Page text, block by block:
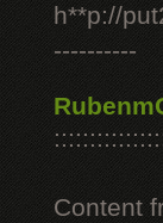
h**p://
----------
Content